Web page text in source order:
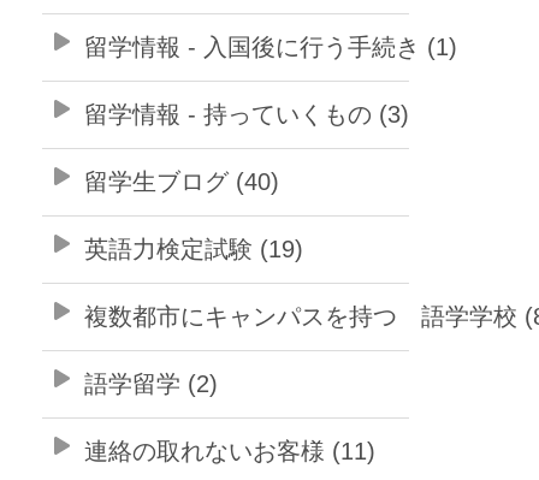
留学情報 - 入国後に行う手続き (1)
留学情報 - 持っていくもの (3)
留学生ブログ (40)
英語力検定試験 (19)
複数都市にキャンパスを持つ 語学学校
語学留学 (2)
連絡の取れないお客様 (11)